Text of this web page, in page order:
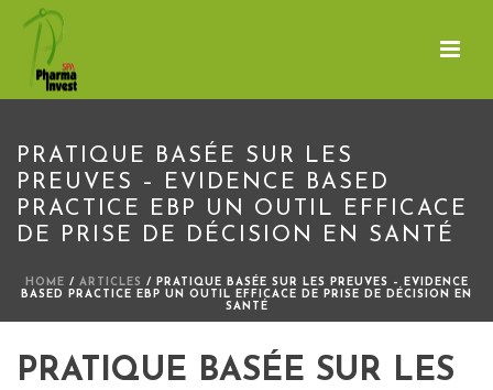
PRATIQUE BASÉE SUR LES
PREUVES – EVIDENCE BASED
PRACTICE EBP UN OUTIL EFFICACE
DE PRISE DE DÉCISION EN SANTÉ
HOME / ARTICLES / PRATIQUE BASÉE SUR LES PREUVES – EVIDENCE
BASED PRACTICE EBP UN OUTIL EFFICACE DE PRISE DE DÉCISION EN
SANTÉ
PRATIQUE BASÉE SUR LES